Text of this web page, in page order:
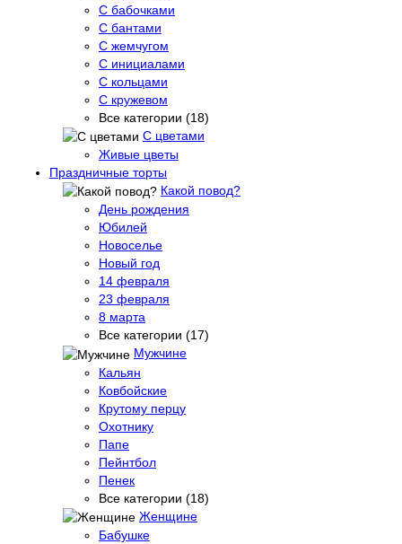
С бабочками
С бантами
С жемчугом
С инициалами
С кольцами
С кружевом
Все категории (18)
С цветами
Живые цветы
Праздничные торты
Какой повод?
День рождения
Юбилей
Новоселье
Новый год
14 февраля
23 февраля
8 марта
Все категории (17)
Мужчине
Кальян
Ковбойские
Крутому перцу
Охотнику
Папе
Пейнтбол
Пенек
Все категории (18)
Женщине
Бабушке